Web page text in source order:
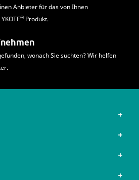
Anbieter für das von Ihnen
® Produkt.
wonach Sie suchten? Wir helfen